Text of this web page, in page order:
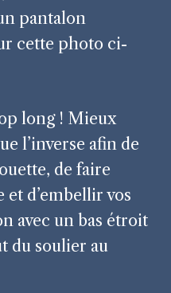
pantalon
cette photo ci-
long ! Mieux
l’inverse afin de
de faire
d’embellir vos
avec un bas étroit
du soulier au